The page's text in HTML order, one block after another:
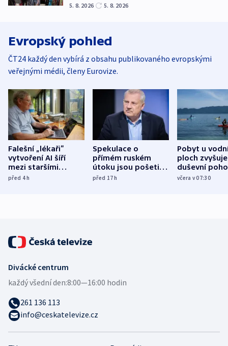
5. 8. 2026 5. 8. 2026
Evropský pohled
ČT24 každý den vybírá z obsahu publikovaného evropskými
veřejnými médii, členy Eurovize.
Falešní „lékaři“
vytvoření AI šíří
mezi staršími
Poláky nebezpečné
před 4h
Spekulace o
přímém ruském
útoku jsou pošetilé,
míní estonský
před 17h
Pobyt u
ploch zvyšuje
duševní
ukázala
včera v 07:30
Divácké centrum
každý všední den:8:00—16:00 hodin
261 136 113
info@ceskatelevize.cz